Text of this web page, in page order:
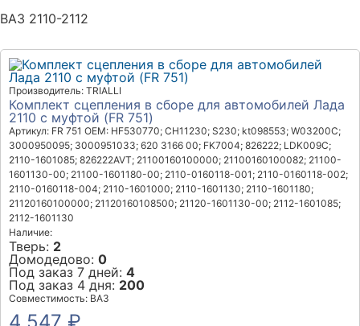
ВАЗ 2110-2112
Производитель: TRIALLI
Комплект сцепления в сборе для автомобилей Лада
2110 с муфтой (FR 751)
Артикул: FR 751 OEM: HF530770; CH11230; S230; kt098553; W03200C;
3000950095; 3000951033; 620 3166 00; FK7004; 826222; LDK009C;
2110-1601085; 826222AVT; 21100160100000; 21100160100082; 21100-
1601130-00; 21100-1601180-00; 2110-0160118-001; 2110-0160118-002;
2110-0160118-004; 2110-1601000; 2110-1601130; 2110-1601180;
21120160100000; 21120160108500; 21120-1601130-00; 2112-1601085;
2112-1601130
Наличие:
Тверь: 2
Домодедово: 0
Под заказ 7 дней: 4
Под заказ 4 дня: 200
Совместимость: ВАЗ